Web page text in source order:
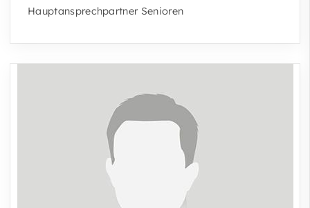
Hauptansprechpartner Senioren